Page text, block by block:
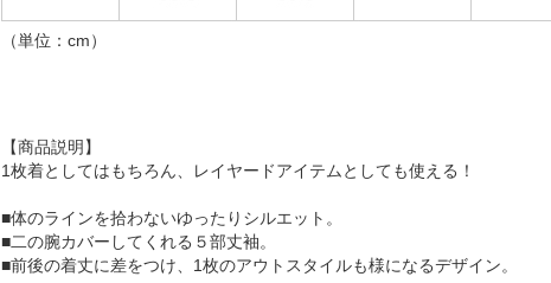
（単位：cm）
【商品説明】
1枚着としてはもちろん、レイヤードアイテムとしても使える！
■体のラインを拾わないゆったりシルエット。
■二の腕カバーしてくれる５部丈袖。
■前後の着丈に差をつけ、1枚のアウトスタイルも様になるデザイン。